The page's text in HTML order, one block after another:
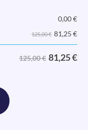
0,00€
125,00 € 81,25 €
125,00 € 81,25€